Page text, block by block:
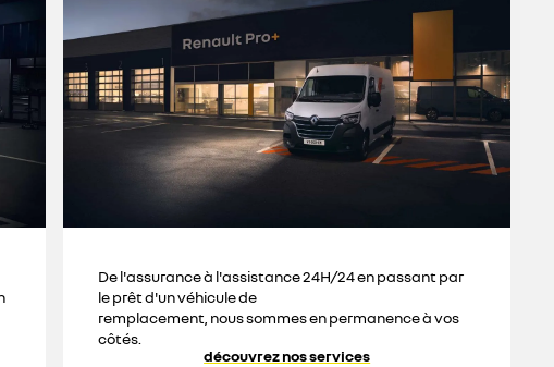
De l'assurance à l'assistance 24H/24 en passant par
le prêt d'un véhicule de
remplacement, nous sommes en permanence à vos
côtés.
découvrez nos services